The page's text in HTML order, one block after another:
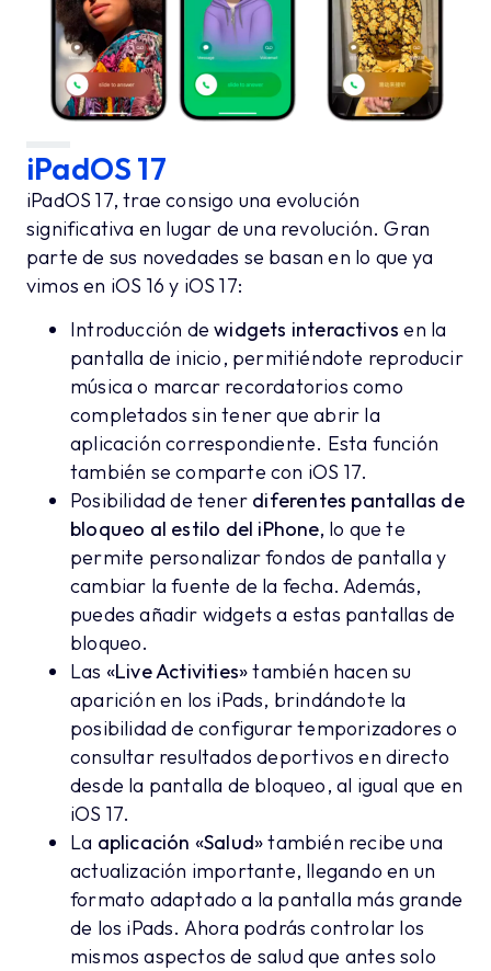
iPadOS 17
iPadOS 17, trae consigo una evolución
significativa en lugar de una revolución. Gran
parte de sus novedades se basan en lo que ya
vimos en iOS 16 y iOS 17:
Introducción dewidgets interactivos en la
pantalla de inicio, permitiéndote reproducir
música o marcar recordatorios como
completados sin tener que abrir la
aplicación correspondiente. Esta función
también se comparte con iOS 17.
Posibilidad de tener diferentes pantallas de
bloqueo al estilo del iPhone, lo que te
permite personalizar fondos de pantalla y
cambiar la fuente de la fecha. Además,
puedes añadir widgets a estas pantallas de
bloqueo.
Las «Live Activities»también hacen su
aparición en los iPads, brindándote la
posibilidad de configurar temporizadores o
consultar resultados deportivos en directo
desde la pantalla de bloqueo, al igual que en
iOS 17.
La aplicación «Salud»también recibe una
actualización importante, llegando en un
formato adaptado a la pantalla más grande
de los iPads. Ahora podrás controlar los
mismos aspectos de salud que antes solo